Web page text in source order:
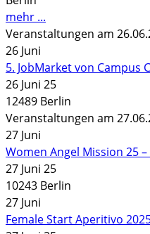
mehr ...
Veranstaltungen am
26 Juni
5. JobMarket von
26 Juni 25
12489 Berlin
Veranstaltungen am
27 Juni
Women Angel Mission 25 –
27 Juni 25
10243 Berlin
27 Juni
Female Start Aperitivo